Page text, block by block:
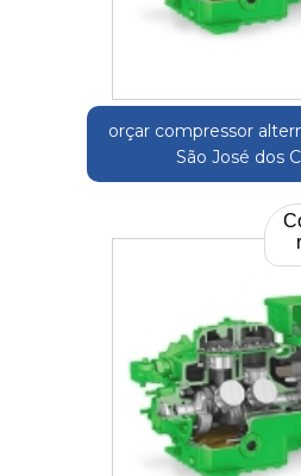
orçar compressor
São José dos